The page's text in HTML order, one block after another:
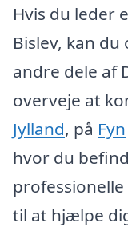
Hvis du leder
Bislev, kan
andre dele af
overveje at
Jylland, på Fyn
hvor du
til at hjælpe